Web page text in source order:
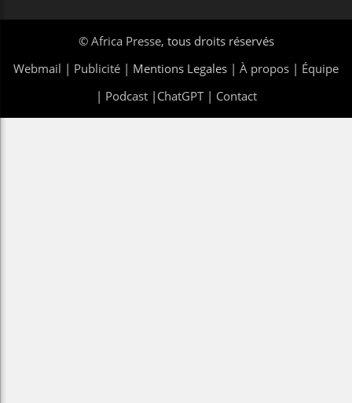
© Africa Presse, tous droits réservés
Webmail | Publicité | Mentions Legales | À propos | Équipe
| Podcast| ChatGPT| Contact